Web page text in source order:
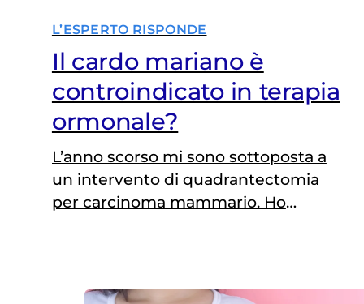
L’ESPERTO RISPONDE
Il cardo mariano è
controindicato in terapia
ormonale?
L’anno scorso mi sono sottoposta a
un intervento di quadrantectomia
per carcinoma mammario. Ho
assumere letrozolo e, per il controllo